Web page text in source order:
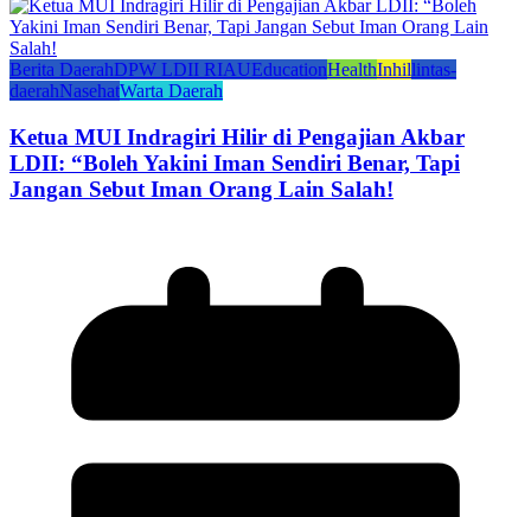
Berita DaerahDPW LDII RIAUEducationHealthInhillintas-
daerahNasehatWarta Daerah
Ketua MUI Indragiri Hilir di Pengajian Akbar
LDII: “Boleh Yakini Iman Sendiri Benar, Tapi
Jangan Sebut Iman Orang Lain Salah!